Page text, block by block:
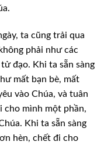
ta cũng trải qua
phải như các
đạo. Khi ta sẵn sàng
mất bạn bè, mất
vào Chúa, và tuân
cho mình một phần,
Khi ta sẵn sàng
hèn, chết đi cho